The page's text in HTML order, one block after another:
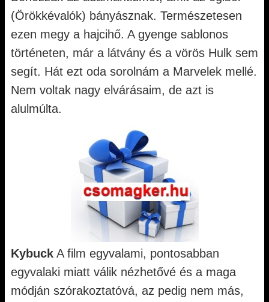
(Örökkévalók) bányásznak. Természetesen
ezen megy a hajcihő. A gyenge sablonos
történeten, már a látvány és a vörös Hulk sem
segít. Hát ezt oda sorolnám a Marvelek mellé.
Nem voltak nagy elvárásaim, de azt is
alulmúlta.
Kybuck A film egyvalami, pontosabban
egyvalaki miatt válik nézhetővé és a maga
módján szórakoztatóvá, az pedig nem más,